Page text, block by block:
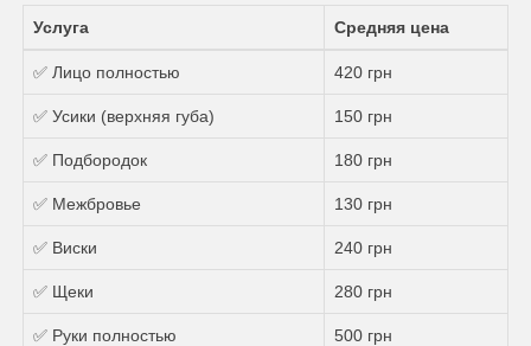
Услуга Средняя цена
✅ Лицо полностью 420 грн
✅ Усики (верхняя губа) 150 грн
✅ Подбородок 180 грн
✅ Межбровье 130 грн
✅ Виски 240 грн
✅ Щеки 280 грн
✅ Руки полностью 500 грн